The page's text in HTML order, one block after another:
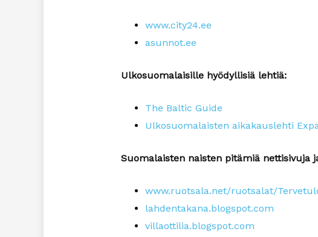
www.city24.ee
asunnot.ee
Ulkosuomalaisille hyödyllisiä lehtiä:
The Baltic Guide
Ulkosuomalaisten aikakauslehti
Suomalaisten naisten pitämiä nettisivuja
www.ruotsala.net/ruotsalat/
lahdentakana.blogspot.com
villaottilia.blogspot.com